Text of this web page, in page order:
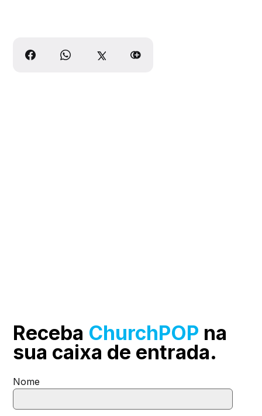
Receba ChurchPOP na
sua caixa de entrada.
Nome